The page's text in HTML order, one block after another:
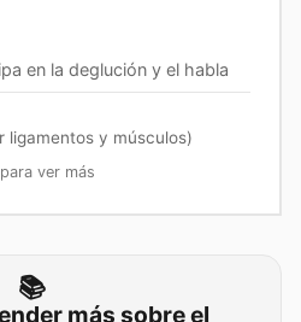
en la deglución y el habla
ligamentos y músculos)
ver más
📚
más sobre el